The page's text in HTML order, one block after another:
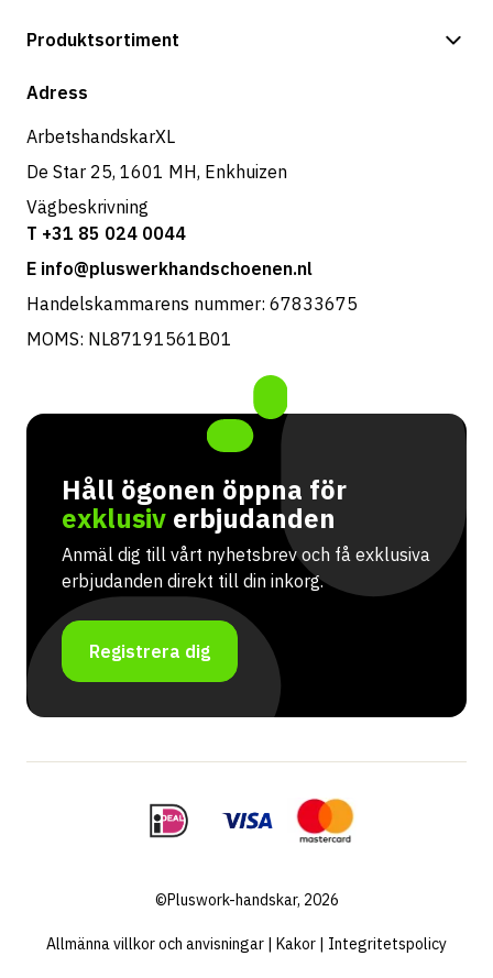
Betalningsalternativ
Produktsortiment
Butik
Adress
ArbetshandskarXL
De Star 25, 1601 MH, Enkhuizen
Vägbeskrivning
T +31 85 024 0044
E info@pluswerkhandschoenen.nl
Handelskammarens nummer: 67833675
MOMS: NL87191561B01
Håll ögonen öppna för
exklusiv erbjudanden
Anmäl dig till vårt nyhetsbrev och få exklusiva
erbjudanden direkt till din inkorg.
Registrera dig
©Pluswork-handskar, 2026
Allmänna villkor och anvisningar | Kakor | Integritetspolicy